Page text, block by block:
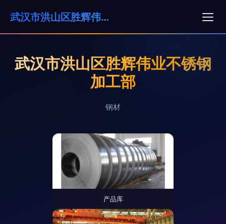
武汉市洪山区胜辉伟业不锈钢加工部
武汉市洪山区胜辉伟业不锈钢
加工部
钢材
产品库